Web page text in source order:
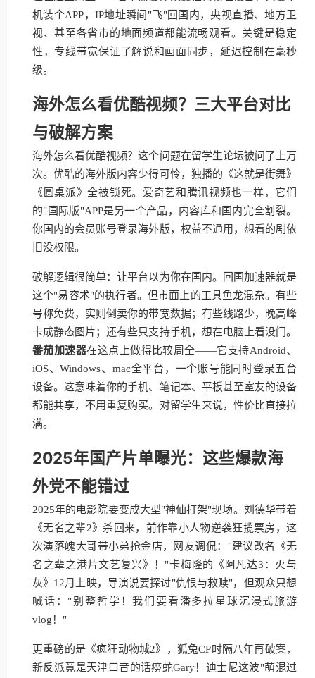
机装个APP，IP地址瞬间"飞"回国内，央视直播、地方卫
视、甚至各省市的地面频道都能流畅观看。关键是稳定
性，专线带宽保证了解说和画面同步，延迟控制在毫秒
级。
海外怎么看优酷视频？三大平台对比
与破解方案
海外怎么看优酷视频？这个问题在留学生论坛被问了上万
次。优酷的海外版内容少得可怜，独播的《这就是街舞》
《圆桌派》全被锁死。爱奇艺和腾讯视频也一样，它们
的"国际版"APP是另一个产品，内容库和国内完全割裂。
你国内的会员账号登录海外版，权益不通用，想看的剧依
旧没权限。
破解逻辑很简单：让平台以为你在国内。回国加速器就是
这个"易容术"的执行者。但市面上的工具鱼龙混杂。有些
号称免费，实则倒卖你的带宽数据；有些线路少，晚高峰
卡成静态图片；还有些只支持手机，想在电脑上看没门。
番茄加速器在这点上做得比较周全——它支持Android、
iOS、Windows、mac全平台，一个账号能同时登录五台
设备。这意味着你的手机、笔记本、平板甚至室友的设备
都能共享，不用重复购买。对留学生来说，性价比直接拉
满。
2025年国产片单曝光：这些爆款海
外党不能错过
2025年的电影院要变成大型"神仙打架"现场。刘德华带着
《无名之辈2》杀回来，前作靠小人物逆袭狂揽票房，这
次演落魄大哥带小弟抢金店，网友调侃："建议改名《无
名之辈之港片文艺复兴》！"卡梅隆的《阿凡达3：火与
灰》12月上映，导演说要探讨"仇恨与救赎"，但观众只想
喊话："别整哲学！我们要看潘多拉星球沉浸式旅游
vlog！"
更重磅的是《疯狂动物城2》，狐兔CP时隔八年再破案，
新反派竟是天津口音的话痨蛇Gary！迪士尼这波"萌混过